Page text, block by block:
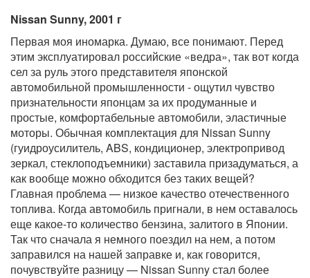
Nissan Sunny, 2001 г
Первая моя иномарка. Думаю, все понимают. Перед
этим эксплуатировал российские «ведра», так вот когда
сел за руль этого представителя японской
автомобильной промышленности - ощутил чувство
признательности японцам за их продуманные и
простые, комфортабельные автомобили, эластичные
моторы. Обычная комплектация для Nissan Sunny
(гуидроусилитель, ABS, кондиционер, электропривод
зеркал, стеклоподъемники) заставила призадуматься, а
как вообще можно обходится без таких вещей?
Главная проблема — низкое качество отечественного
топлива. Когда автомобиль пригнали, в нем оставалось
еще какое-то количество бензина, залитого в Японии.
Так что сначала я немного поездил на нем, а потом
заправился на нашей заправке и, как говорится,
почувствуйте разницу — Nissan Sunny стал более